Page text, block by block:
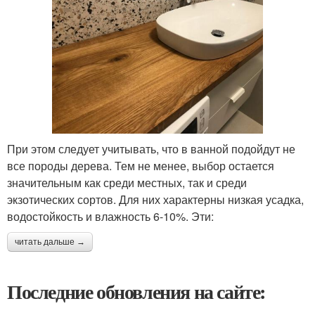
При этом следует учитывать, что в ванной подойдут не
все породы дерева. Тем не менее, выбор остается
значительным как среди местных, так и среди
экзотических сортов. Для них характерны низкая усадка,
водостойкость и влажность 6-10%. Эти:
читать дальше →
Последние обновления на сайте: